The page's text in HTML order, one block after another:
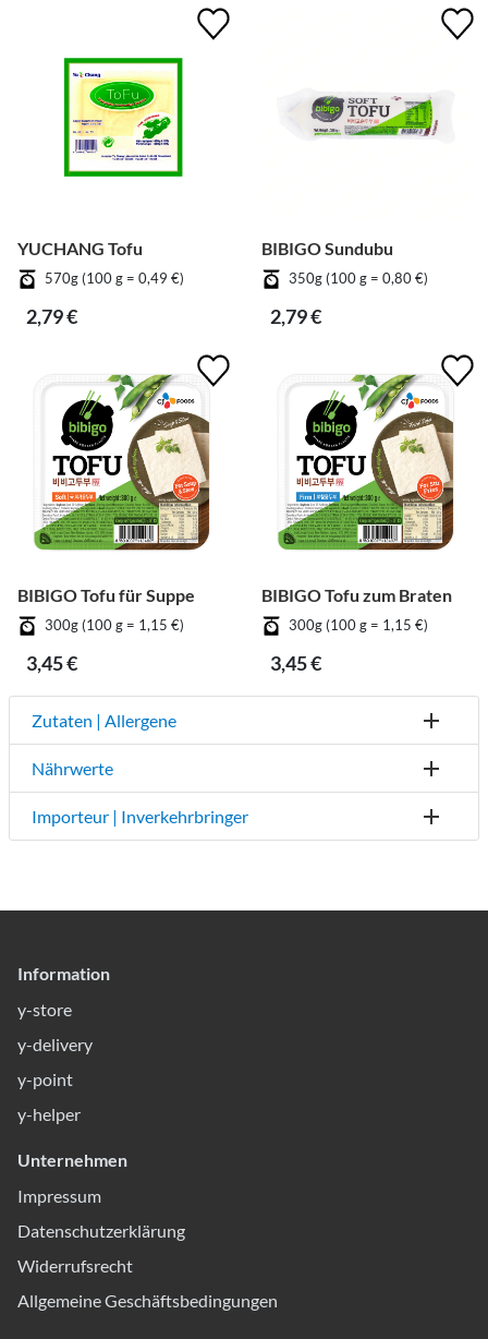
YUCHANG Tofu
570g (100 g = 0,49 €)
2,79 €
BIBIGO Sundubu
350g (100 g = 0,80 €)
2,79 €
BIBIGO Tofu für Suppe
300g (100 g = 1,15 €)
3,45 €
BIBIGO Tofu zum Braten
300g (100 g = 1,15 €)
3,45 €
Zutaten | Allergene
Nährwerte
Importeur | Inverkehrbringer
Information
y-store
y-delivery
y-point
y-helper
Unternehmen
Impressum
Datenschutzerklärung
Widerrufsrecht
Allgemeine Geschäftsbedingungen